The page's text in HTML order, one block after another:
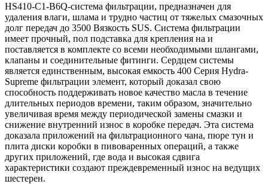
HS410-С1-B6Q-система фильтрации, предназначен для
удаления влаги, шлама и трудно частиц от тяжелых смазочных
долг передач до 3500 Вязкость SUS. Система фильтрации
имеет прочный, пол подставка для крепления на и
поставляется в комплекте со всеми необходимыми шлангами,
клапаны и соединительные фитинги. Сердцем системы
является единственным, высокая емкость 400 Серия Hydra-
Supreme фильтрации элемент, который доказал свою
способность поддерживать новое качество масла в течение
длительных периодов времени, таким образом, значительно
увеличивая время между периодической замены смазки и
снижение внутренний износ в коробке передач. Эта система
доказала приложений на фильтрационного чана, пюре тун и
плита диски коробки в пивоваренных операций, а также
других приложений, где вода и высокая сдвига
характеристики создают преждевременный износ на ведущих
шестерен.